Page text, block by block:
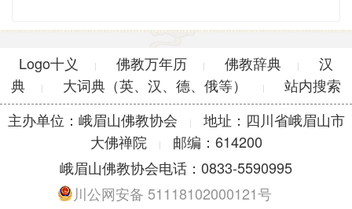
Logo十义 | 佛教万年历 | 佛教辞典 |
汉
典
| 大词典（英、汉、德、俄等） |
站内搜索
主办单位：峨眉山佛教协会
|
地址：四川省峨眉山市
大佛禅院
|
邮编：614200
峨眉山佛教协会电话：0833-5590995
川公网安备 51118102000121号